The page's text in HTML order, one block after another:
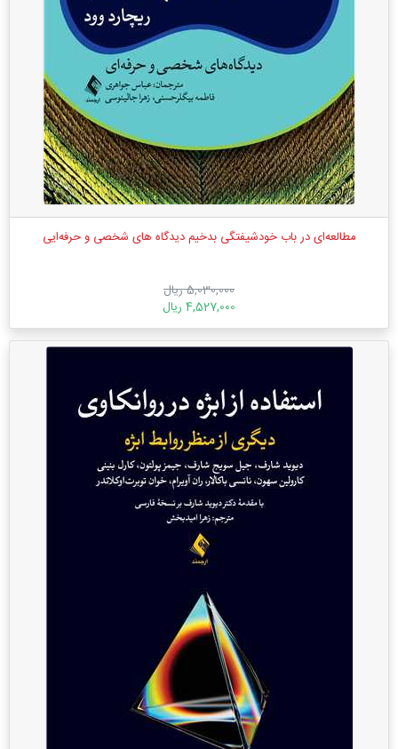
مطالعه‌ای در باب خودشیفتگی بدخیم دیدگاه های شخصی و حرفه‌ایی
5,030,000 ریال
4,527,000 ریال